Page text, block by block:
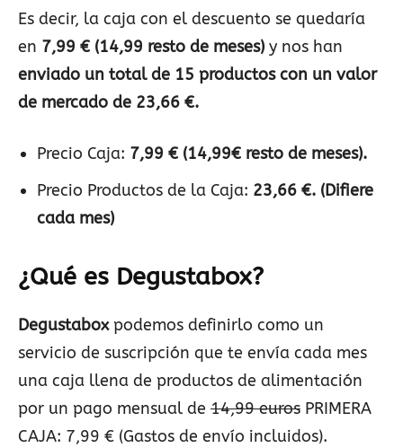
Es decir, la caja con el descuento se quedaría
en 7,99 € (14,99 resto de meses) y nos han
enviado un total de 15 productos con un valor
de mercado de 23,66 €.
Precio Caja: 7,99 € (14,99€ resto de meses).
Precio Productos de la Caja: 23,66 €. (Difiere
cada mes)
¿Qué es Degustabox?
Degustaboxpodemos definirlo como un
servicio de suscripción que te envía cada mes
una caja llena de productos de alimentación
por un pago mensual de 14,99 euros PRIMERA
CAJA: 7,99 € (Gastos de envío incluidos).